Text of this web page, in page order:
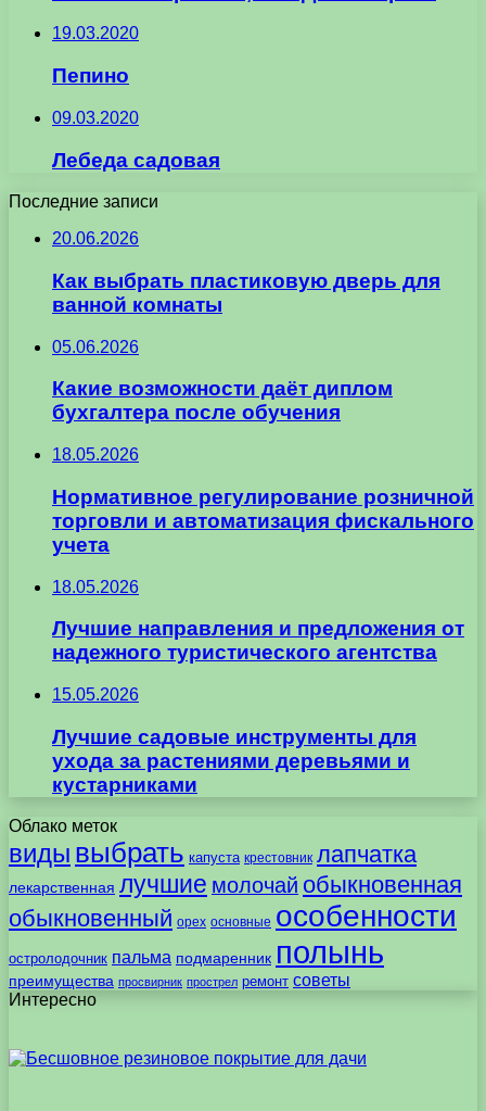
19.03.2020
Пепино
09.03.2020
Лебеда садовая
Последние записи
20.06.2026
Как выбрать пластиковую дверь для
ванной комнаты
05.06.2026
Какие возможности даёт диплом
бухгалтера после обучения
18.05.2026
Нормативное регулирование розничной
торговли и автоматизация фискального
учета
18.05.2026
Лучшие направления и предложения от
надежного туристического агентства
15.05.2026
Лучшие садовые инструменты для
ухода за растениями деревьями и
кустарниками
Облако меток
виды выбрать капуста крестовник лапчатка
лекарственная лучшие молочай обыкновенная
обыкновенный орех основные особенности
остролодочник пальма подмаренник полынь
преимущества просвирник прострел ремонт советы
Интересно